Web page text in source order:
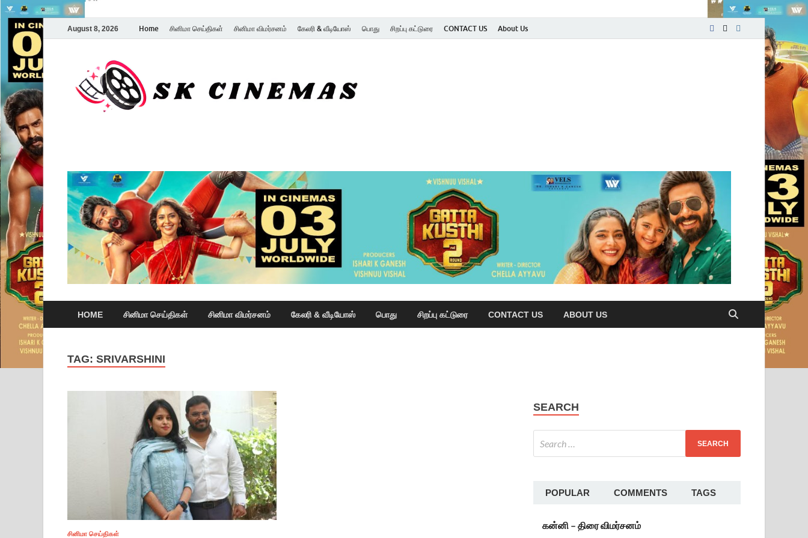
August 8, 2026 Home சினிமா செய்திகள் சினிமா விமர்சனம் கேலரி & வீடியோஸ் பொது சிறப்பு கட்டுரை CONTACT US About Us
HOME சினிமா செய்திகள் சினிமா விமர்சனம் கேலரி & வீடியோஸ் பொது சிறப்பு கட்டுரை CONTACT US ABOUT US
TAG: SRIVARSHINI
சினிமா செய்திகள்
SEARCH
POPULAR COMMENTS TAGS
கன்னி – திரை விமர்சனம்